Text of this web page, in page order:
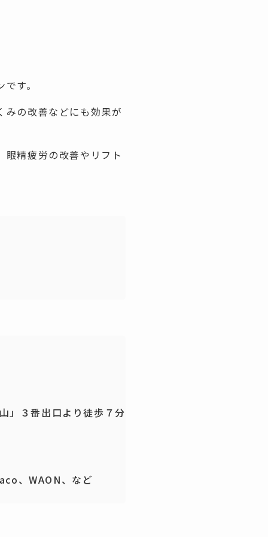
す。
みの改善などにも効果が
眼精疲労の改善やリフト
」３番出口より徒歩７分
、WAON、など